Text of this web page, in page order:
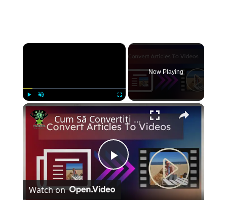
×
Play Unmute Fullscreen
Now Playing
×
Play
Cum Să Convertiți Un Articol Într -Un Videoclip Gratuit Online?
Watch on